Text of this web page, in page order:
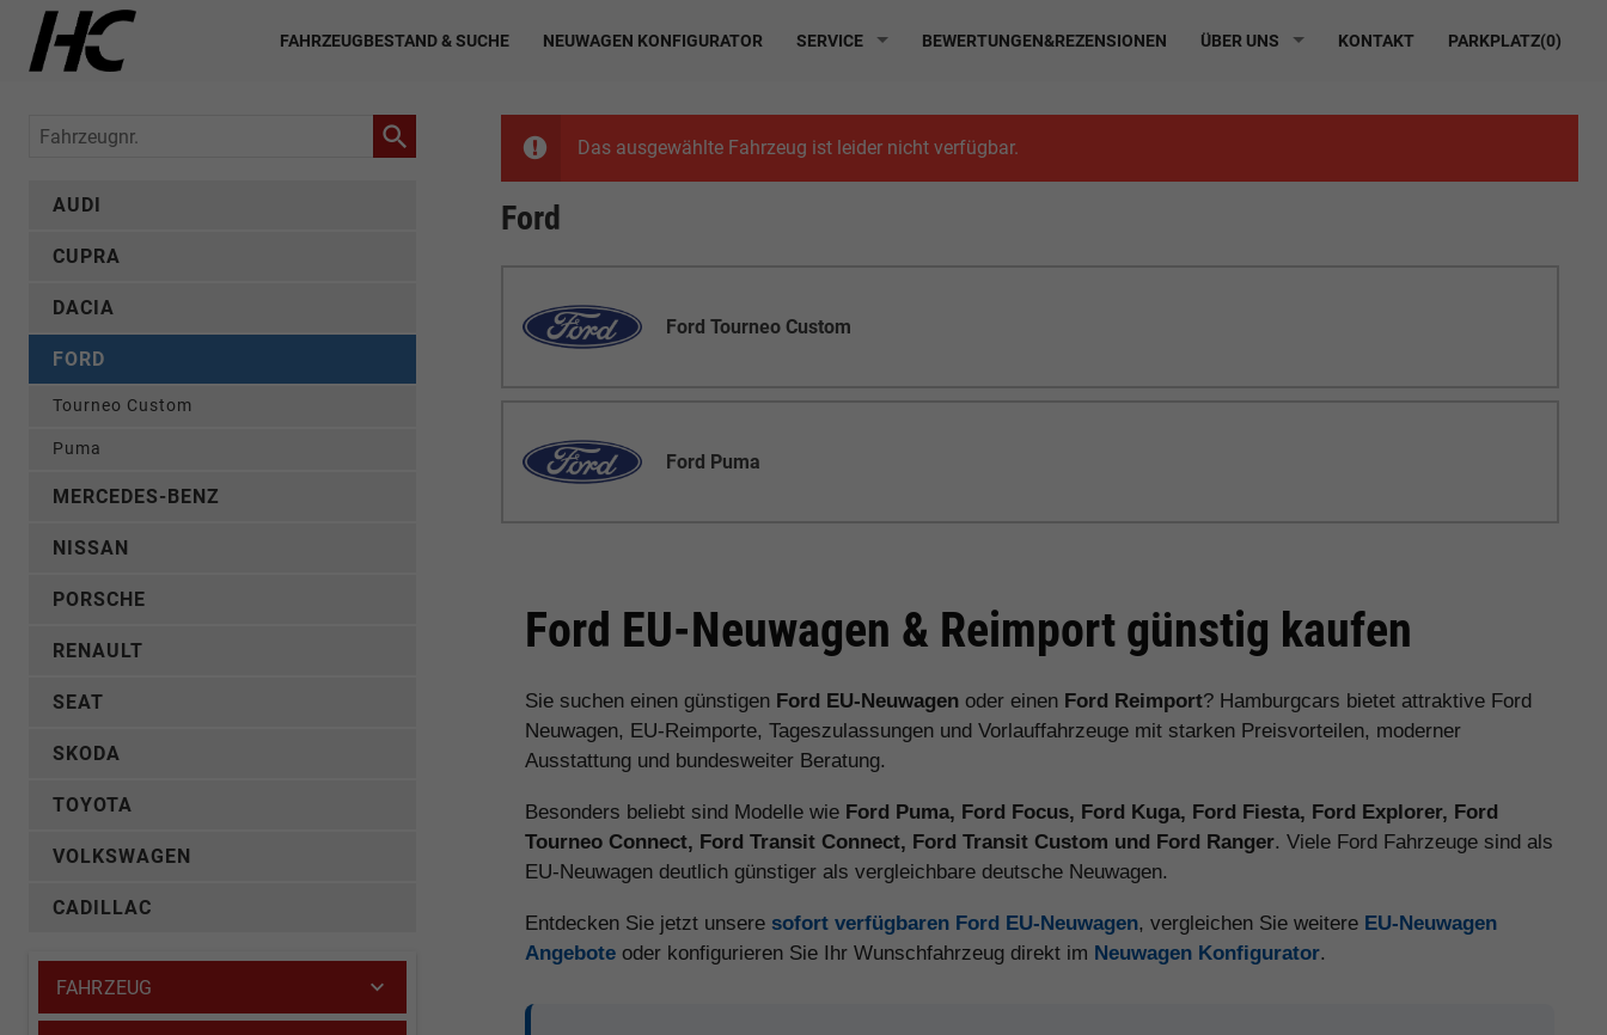
FAHRZEUGBESTAND & SUCHE NEUWAGEN KONFIGURATOR SERVICE BEWERTUNGEN&REZENSIONEN ÜBER UNS KONTAKT PARKPLATZ(0)
Das ausgewählte Fahrzeug ist leider nicht verfügbar.
Ford
Ford Tourneo Custom
Ford Puma
Ford EU-Neuwagen & Reimport günstig kaufen
Sie suchen einen günstigen Ford EU-Neuwagen oder einen Ford Reimport? Hamburgcars bietet attraktive Ford
Neuwagen, EU-Reimporte, Tageszulassungen und Vorlauffahrzeuge mit starken Preisvorteilen, moderner
Ausstattung und bundesweiter Beratung.
Besonders beliebt sind Modelle wie Ford Puma, Ford Focus, Ford Kuga, Ford Fiesta, Ford Explorer, Ford
Tourneo Connect, Ford Transit Connect, Ford Transit Custom und Ford Ranger. Viele Ford Fahrzeuge sind als
EU-Neuwagen deutlich günstiger als vergleichbare deutsche Neuwagen.
Entdecken Sie jetzt unsere sofort verfügbaren Ford EU-Neuwagen, vergleichen Sie weitere EU-Neuwagen
Angebote oder konfigurieren Sie Ihr Wunschfahrzeug direkt im Neuwagen Konfigurator.
Fahrzeugnr.
AUDI
CUPRA
DACIA
FORD
Tourneo Custom
Puma
MERCEDES-BENZ
NISSAN
PORSCHE
RENAULT
SEAT
SKODA
TOYOTA
VOLKSWAGEN
CADILLAC
FAHRZEUG